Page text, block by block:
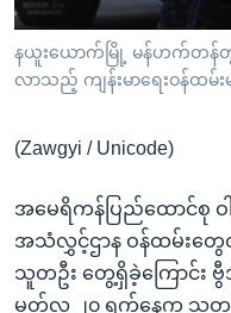
ကျော်
ကြည့်
ရန်
ရန်
သို့
ကျော်
ရန်
နယူးယောက်မြို့ မန်ဟက်တန်တွ
လာသည့် ကျန်းမာရေးဝန်ထမ်းမ
(Zawgyi / Unicode)
အမေရိကန်ပြည်ထောင်စု
အသံလွှင့်ဌာန ဝန်ထမ်းတွေထဲ
သူတဦး တွေ့ရှိခဲ့ကြောင်း
မတ်လ ၂၀ ရက်နေ့က သတ